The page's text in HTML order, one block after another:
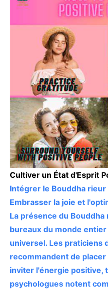
Cultiver un État d'Esprit
Intégrer le Bouddha
Embrasser la joie et
La présence du
bureaux du monde
universel. Les praticiens
recommandent de
inviter l'énergie positive,
psychologues notent